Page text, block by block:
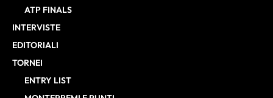
ATP FINALS
INTERVISTE
EDITORIALI
TORNEI
ENTRY LIST